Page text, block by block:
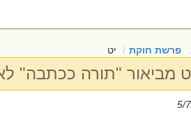
פרשת חוקת יט
מביאור "תורה ככתבה"